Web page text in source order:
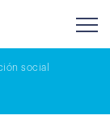
social